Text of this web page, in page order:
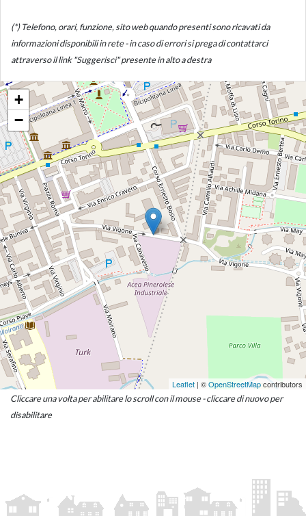
(*) Telefono, orari, funzione, sito web quando presenti sono ricavati da
informazioni disponibili in rete - in caso di errori si prega di contattarci
attraverso il link "Suggerisci" presente in alto a destra
+
−
Leaflet | ©OpenStreetMapcontributors
Cliccare una volta per abilitare lo scroll con il mouse - cliccare di nuovo per
disabilitare